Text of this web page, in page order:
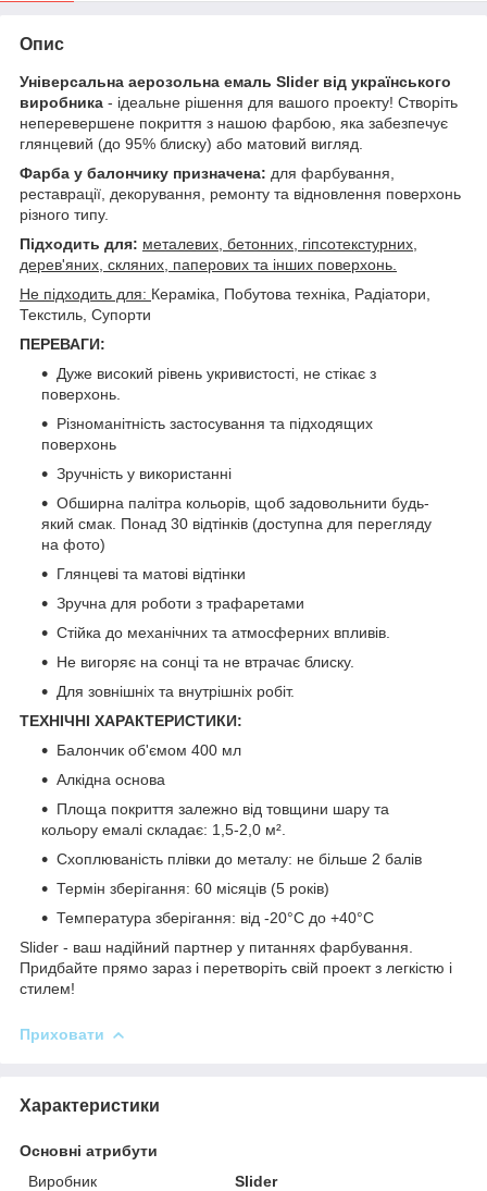
Опис
Універсальна аерозольна емаль Slider від українського
виробника - ідеальне рішення для вашого проекту! Створіть
неперевершене покриття з нашою фарбою, яка забезпечує
глянцевий (до 95% блиску) або матовий вигляд.
Фарба у балончику призначена: для фарбування,
реставрації, декорування, ремонту та відновлення поверхонь
різного типу.
Підходить для: металевих, бетонних, гіпсотекстурних,
дерев'яних, скляних, паперових та інших поверхонь.
Не підходить для: Кераміка, Побутова техніка, Радіатори,
Текстиль, Супорти
ПЕРЕВАГИ:
Дуже високий рівень укривистості, не стікає з
поверхонь.
Різноманітність застосування та підходящих
поверхонь
Зручність у використанні
Обширна палітра кольорів, щоб задовольнити будь-
який смак. Понад 30 відтінків (доступна для перегляду
на фото)
Глянцеві та матові відтінки
Зручна для роботи з трафаретами
Стійка до механічних та атмосферних впливів.
Не вигоряє на сонці та не втрачає блиску.
Для зовнішніх та внутрішніх робіт.
ТЕХНІЧНІ ХАРАКТЕРИСТИКИ:
Балончик об'ємом 400 мл
Алкідна основа
Площа покриття залежно від товщини шару та
кольору емалі складає: 1,5-2,0 м².
Схоплюваність плівки до металу: не більше 2 балів
Термін зберігання: 60 місяців (5 років)
Температура зберігання: від -20°C до +40°C
Slider - ваш надійний партнер у питаннях фарбування.
Придбайте прямо зараз і перетворіть свій проект з легкістю і
стилем!
Приховати
Характеристики
Основні атрибути
Виробник
Slider